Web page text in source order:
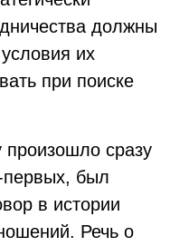
должны
их
при поиске
произошло сразу
первых, был
в истории
Речь о